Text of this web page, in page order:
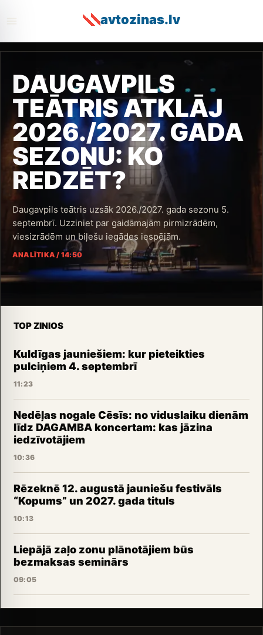
avtozinas.lv
avtozinas.lv
DAUGAVPILS
TEĀTRIS ATKLĀJ
2026./2027. GADA
SEZONU: KO
REDZĒT?
Daugavpils teātris uzsāk 2026./2027. gada sezonu 5.
septembrī. Uzziniet par gaidāmajām pirmizrādēm,
viesizrādēm un biļešu iegādes iespējām.
ANALĪTIKA / 14:50
TOP ZINIOS
Kuldīgas jauniešiem: kur pieteikties
pulciņiem 4. septembrī
11:23
Nedēļas nogale Cēsīs: no viduslaiku dienām
līdz DAGAMBA koncertam: kas jāzina
iedzīvotājiem
10:36
Rēzeknē 12. augustā jauniešu festivāls
“Kopums” un 2027. gada tituls
10:13
Liepājā zaļo zonu plānotājiem būs
bezmaksas seminārs
09:05